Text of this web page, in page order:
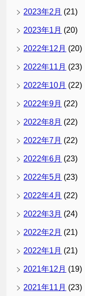
2023年2月 (21)
2023年1月 (20)
2022年12月 (20)
2022年11月 (23)
2022年10月 (22)
2022年9月 (22)
2022年8月 (22)
2022年7月 (22)
2022年6月 (23)
2022年5月 (23)
2022年4月 (22)
2022年3月 (24)
2022年2月 (21)
2022年1月 (21)
2021年12月 (19)
2021年11月 (23)